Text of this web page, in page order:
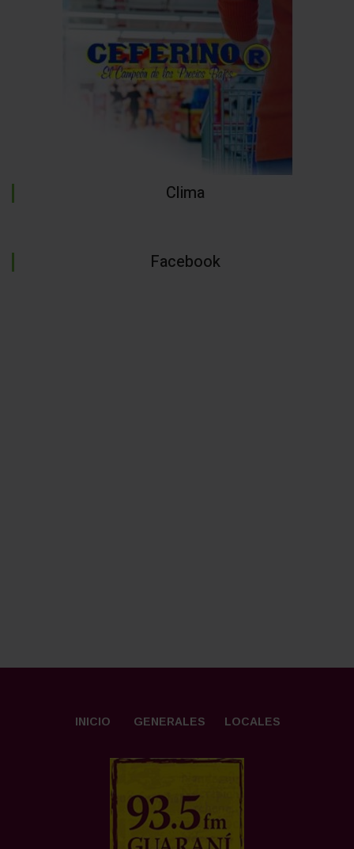
Clima
Facebook
INICIO GENERALES LOCALES